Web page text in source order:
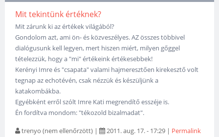
Mit tekintünk értéknek?
Mit zárunk ki az értékek világából?
Gondolom azt, ami ön- és közveszélyes. AZ összes többivel
dialógusunk kell legyen, mert hiszen miért, milyen gőggel
tételezzük, hogy a "mi" értékeink értékesebbek!
Kerényi Imre és "csapata" valami hajmeresztően kirekesztő volt
tegnap az echotévén, csak nézzük és készüljünk a
katakombákba.
Egyébként erről szólt Imre Kati megrendítő esszéje is.
Én fordítva mondom: "tékozold bizalmadat".
trenyo (nem ellenőrzött) | 2011. aug. 17. - 17:29 | Permalink